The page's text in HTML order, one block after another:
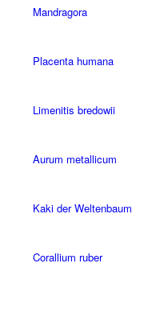
Mandragora
Placenta humana
Limenitis bredowii
Aurum metallicum
Kaki der Weltenbaum
Corallium ruber